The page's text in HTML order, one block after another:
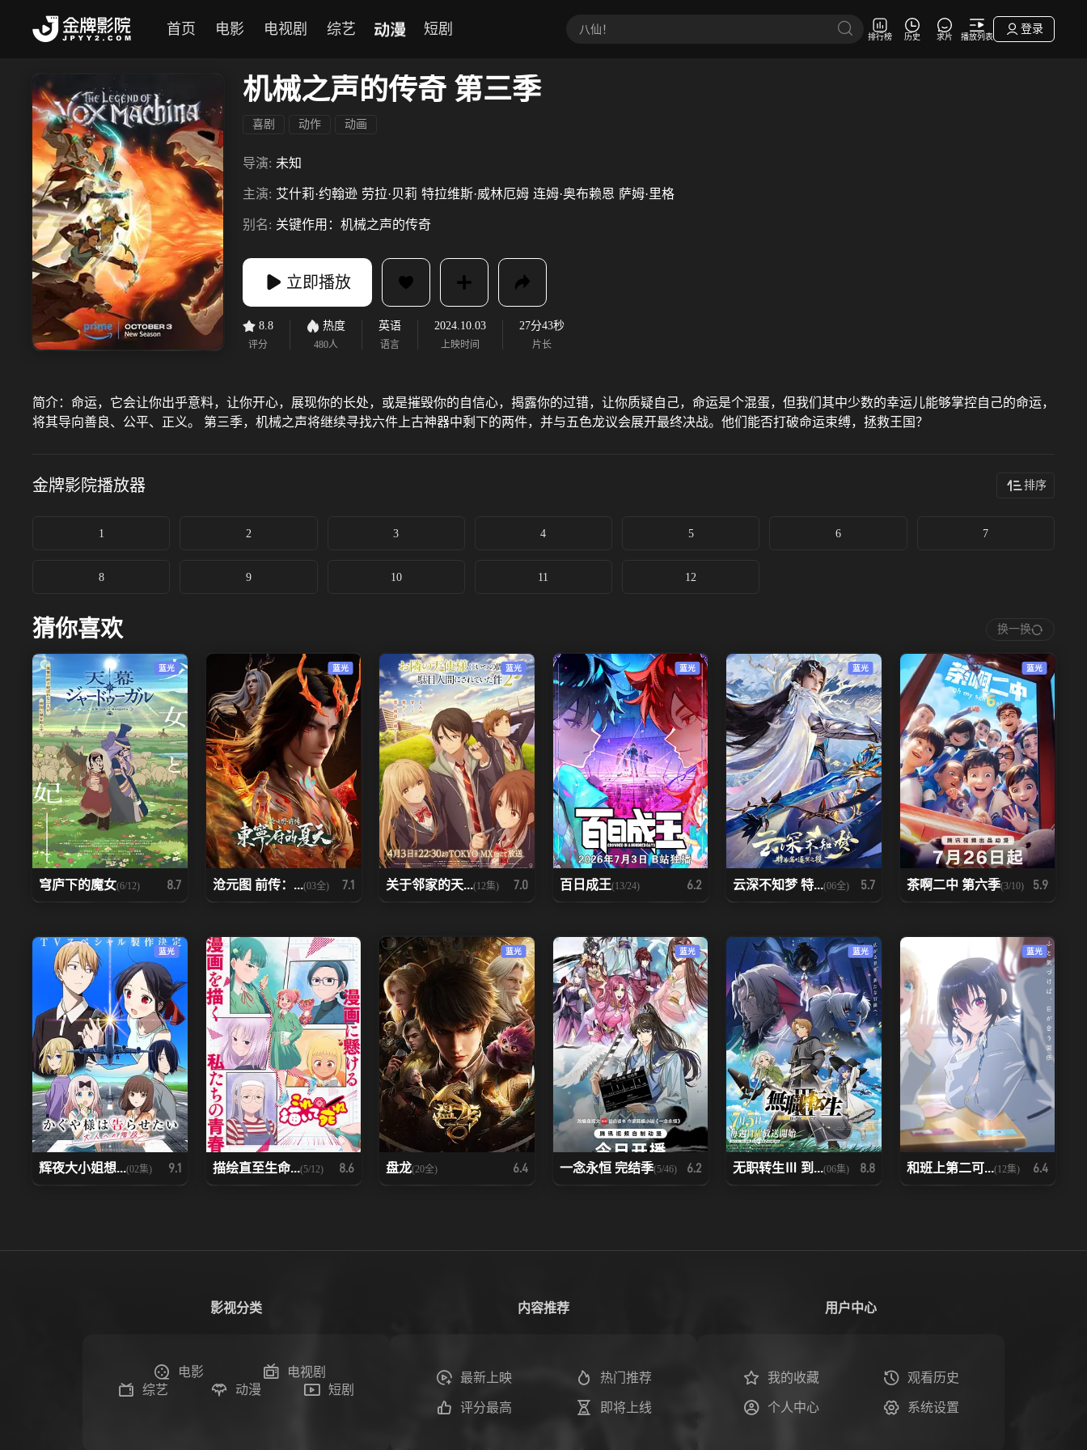
首页 电影 电视剧 综艺 动漫 短剧 排行榜 历史 求片 播放列表
登录
机械之声的传奇 第三季
喜剧 动作 动画
导演: 未知
主演: 艾什莉·约翰逊 劳拉·贝莉 特拉维斯·威林厄姆 连姆·奥布赖恩 萨姆·里格
别名: 关键作用：机械之声的传奇
立即播放
8.8
评分
热度
480人
英语
语言
2024.10.03
上映时间
27分43秒
片长
简介： 命运，它会让你出乎意料，让你开心，展现你的长处，或是摧毁你的自信心，揭露你的过错，让你质疑自己，命运是个混蛋，但我们其中少数的幸运儿能够掌控自己的命运，
将其导向善良、公平、正义。 第三季，机械之声将继续寻找六件上古神器中剩下的两件，并与五色龙议会展开最终决战。他们能否打破命运束缚，拯救王国？
金牌影院播放器 排序
1 2 3 4 5 6 7
8 9 10 11 12
猜你喜欢 换一换
蓝光
穹庐下的魔女(6/12) 8.7
蓝光
沧元图 前传：...(03全) 7.1
蓝光
关于邻家的天...(12集) 7.0
蓝光
百日成王(13/24) 6.2
蓝光
云深不知梦 特...(06全) 5.7
蓝光
茶啊二中 第六季(3/10) 5.9
蓝光
辉夜大小姐想...(02集) 9.1 描绘直至生命...(5/12) 8.6
蓝光
盘龙(20全) 6.4
蓝光
一念永恒 完结季(5/46) 6.2
蓝光
无职转生Ⅲ 到...(06集) 8.8
蓝光
和班上第二可...(12集) 6.4
影视分类
电影
电视剧
综艺
动漫 短剧
内容推荐
最新上映 热门推荐
评分最高 即将上线
用户中心
我的收藏 观看历史
个人中心 系统设置